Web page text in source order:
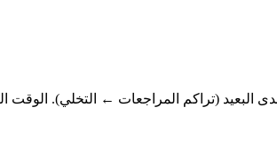
البعيد (تراكم المراجعات ← التخلي).